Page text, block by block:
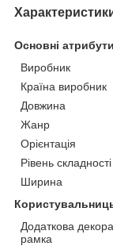
Основні атрибути
Виробник
Країна виробник
Довжина
Жанр
Орієнтація
Рівень складності
Ширина
Додаткова
рамка